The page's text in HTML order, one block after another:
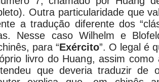
Outra particularidade que
a tradução diferente dos
Nesse caso Wilhelm e
para “Exército”. O legal é
livro do Huang, assim
que deveria traduzir de